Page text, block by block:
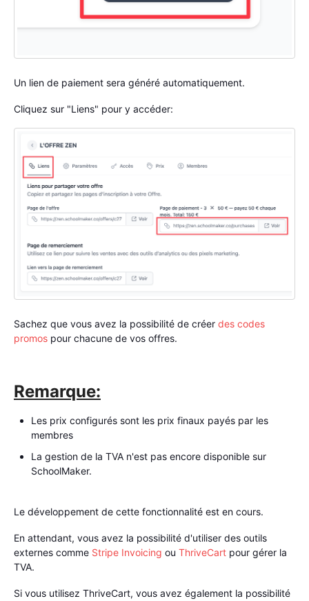
Un lien de paiement sera généré automatiquement.
Cliquez sur "Liens" pour y accéder:
Sachez que vous avez la possibilité de créer des codes
promos pour chacune de vos offres.
Remarque:
Les prix configurés sont les prix finaux payés par les
membres
La gestion de la TVA n'est pas encore disponible sur
SchoolMaker.
Le développement de cette fonctionnalité est en cours.
En attendant, vous avez la possibilité d'utiliser des outils
externes comme Stripe Invoicing ou ThriveCart pour gérer la
TVA.
Si vous utilisez ThriveCart, vous avez également la possibilité